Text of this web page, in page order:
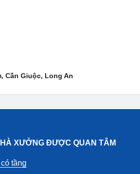
Cần Giuộc, Long An
XƯỞNG ĐƯỢC QUAN TÂM
tầng